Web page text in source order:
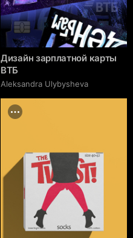
Дизайн зарплатной карты
ВТБ
Aleksandra Ulybysheva